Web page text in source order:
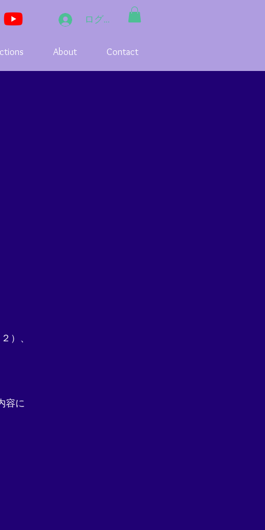
ログイン
About Contact
）、
容に